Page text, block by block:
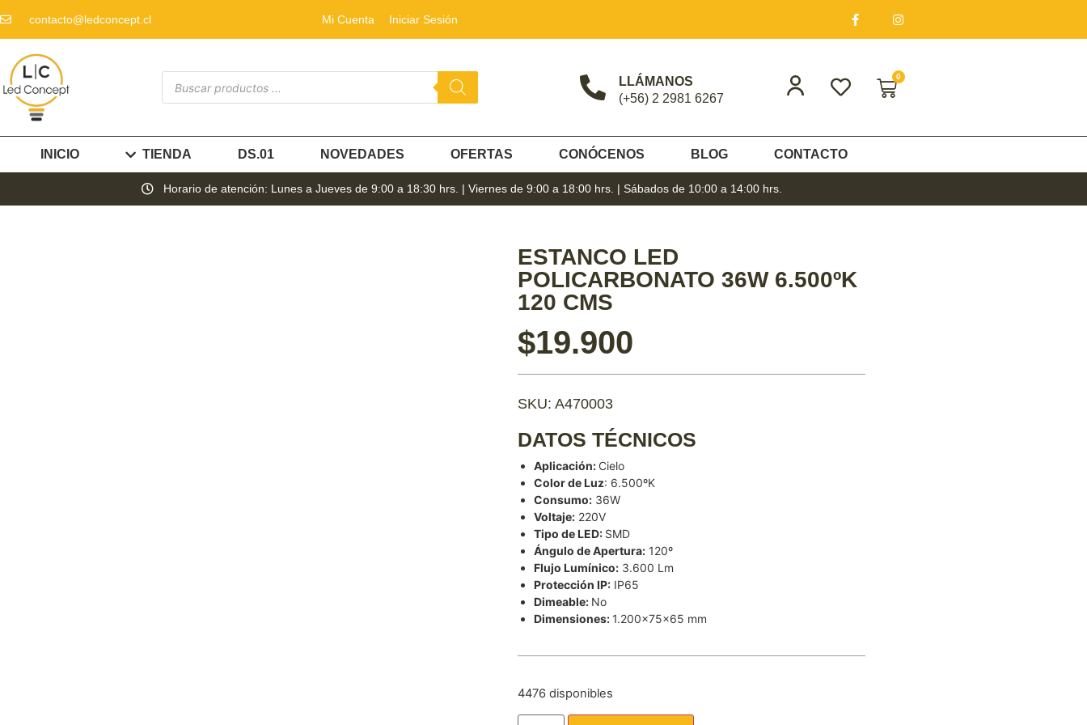
contacto@ledconcept.cl Mi Cuenta Iniciar Sesión
LLÁMANOS
(+56) 2 2981 6267
0
INICIO TIENDA DS.01 NOVEDADES OFERTAS CONÓCENOS BLOG CONTACTO
Horario de atención: Lunes a Jueves de 9:00 a 18:30 hrs. | Viernes de 9:00 a 18:00 hrs. | Sábados de 10:00 a 14:00 hrs.
ESTANCO LED
POLICARBONATO 36W 6.500ºK
120 CMS
$19.900
SKU: A470003
DATOS TÉCNICOS
Aplicación: Cielo
Color de Luz: 6.500ºK
Consumo: 36W
Voltaje: 220V
Tipo de LED: SMD
Ángulo de Apertura: 120º
Flujo Lumínico: 3.600 Lm
Protección IP: IP65
Dimeable: No
Dimensiones: 1.200x75x65 mm
4476 disponibles